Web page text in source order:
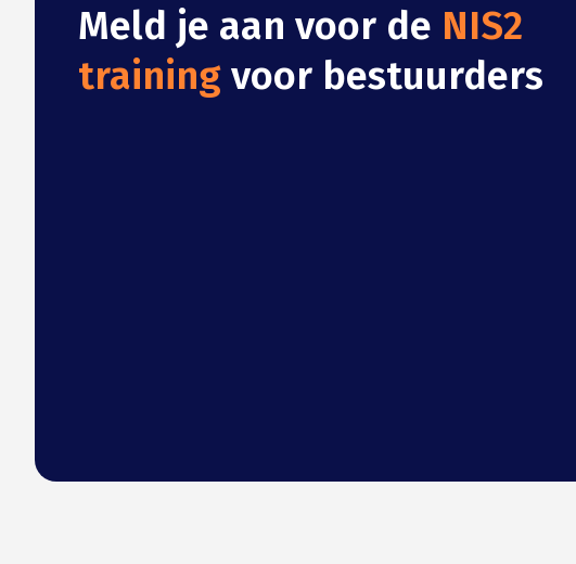
Meld je aan voor de NIS2
training voor bestuurders